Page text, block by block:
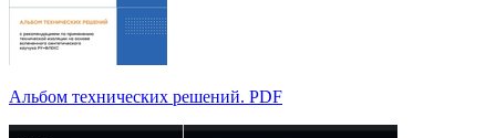
Альбом технических решений. PDF